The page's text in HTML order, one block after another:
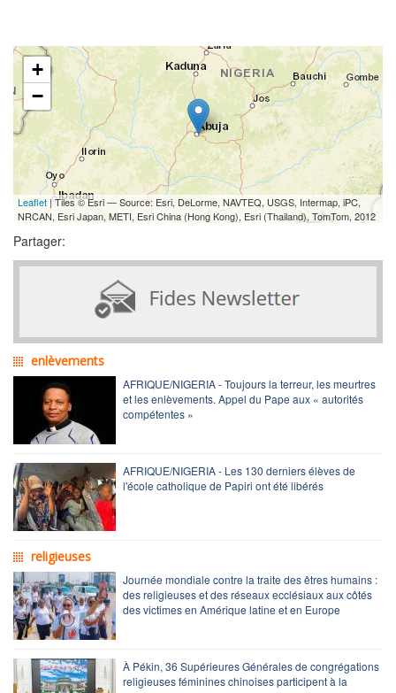
+
−
Leaflet | Tiles © Esri — Source: Esri, DeLorme, NAVTEQ, USGS, Intermap, iPC,
NRCAN, Esri Japan, METI, Esri China (Hong Kong), Esri (Thailand), TomTom, 2012
Partager:
enlèvements
AFRIQUE/NIGERIA - Toujours la terreur, les meurtres
et les enlèvements. Appel du Pape aux « autorités
compétentes »
AFRIQUE/NIGERIA - Les 130 derniers élèves de
l'école catholique de Papiri ont été libérés
religieuses
Journée mondiale contre la traite des êtres humains :
des religieuses et des réseaux ecclésiaux aux côtés
des victimes en Amérique latine et en Europe
À Pékin, 36 Supérieures Générales de congrégations
religieuses féminines chinoises participent à la